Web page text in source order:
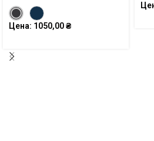
Цена: 1050,00₴